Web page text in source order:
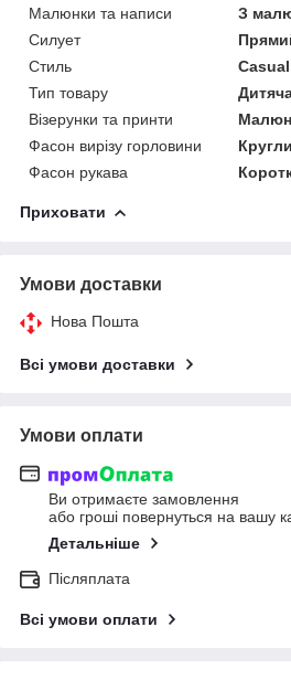
Малюнки та написи
З
Силует
Стиль
Casual
Тип товару
Візерунки та принти
Фасон вирізу горловини
Фасон рукава
Приховати
Умови доставки
Нова Пошта
Всі умови доставки
Умови оплати
Ви отримаєте замовлення
або гроші повернуться на вашу
Детальніше
Післяплата
Всі умови оплати